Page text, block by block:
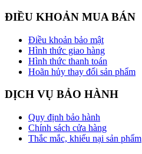
ĐIỀU KHOẢN MUA BÁN
Điều khoản bảo mật
Hình thức giao hàng
Hình thức thanh toán
Hoãn hủy thay đổi sản phẩm
DỊCH VỤ BẢO HÀNH
Quy định bảo hành
Chính sách cửa hàng
Thắc mắc, khiếu nại sản phẩm